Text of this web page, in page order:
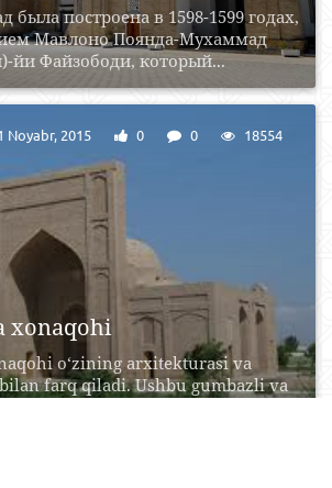
была построена в 1598-1599 годах,
Мавлоно Поянда-Мухаммад
йи Файзободи, который...
xonaqohi
o‘zining arxitekturasi va
farq qiladi. Ushbu gumbazli va
Noyabr, 2015 0 0 18554